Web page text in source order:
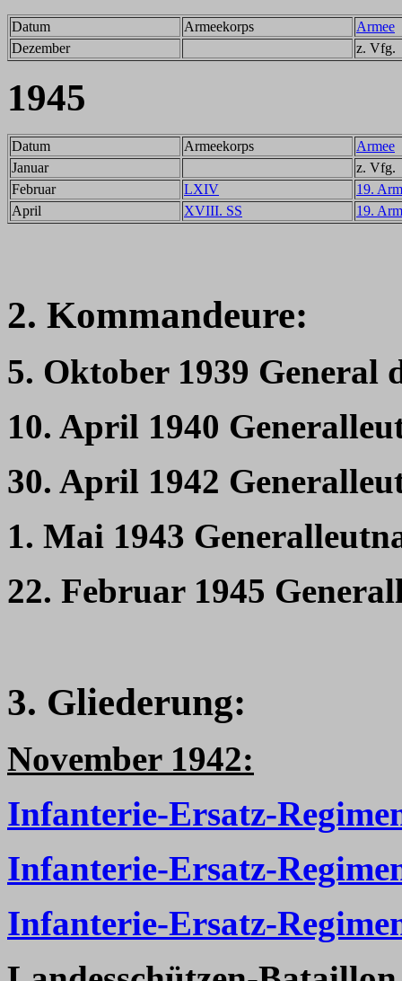
Datum Armeekorps
Armee
Dezember
z. Vfg.
1945
Datum Armeekorps
Armee
Januar
z. Vfg.
Februar
LXIV
19.
April
XVIII. SS 19.
2. Kommandeure:
5. Oktober 1939 General
10. April 1940
30. April 1942
1. Mai 1943
22. Februar 1945
3. Gliederung:
November 1942:
Infanterie-Ersatz-
Infanterie-Ersatz-
Infanterie-Ersatz-